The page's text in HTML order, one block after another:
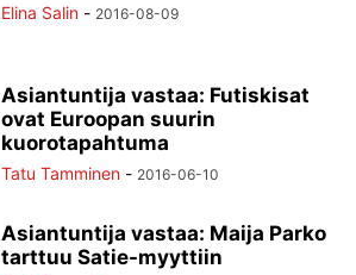
Elina Salin - 2016-08-09
Asiantuntija vastaa: Futiskisat
ovat Euroopan suurin
kuorotapahtuma
Tatu Tamminen - 2016-06-10
Asiantuntija vastaa: Maija Parko
tarttuu Satie-myyttiin